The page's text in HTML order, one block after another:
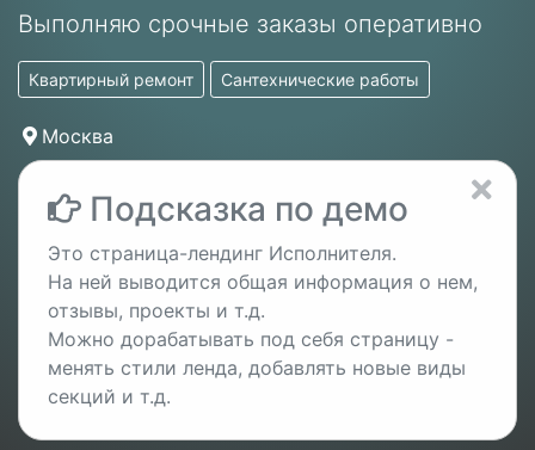
Выполняю срочные заказы оперативно
Квартирный ремонт Сантехнические работы
Москва
Подсказка по демо
Это страница-лендинг Исполнителя.
На ней выводится общая информация о нем,
отзывы, проекты и т.д.
Можно дорабатывать под себя страницу -
менять стили ленда, добавлять новые виды
секций и т.д.